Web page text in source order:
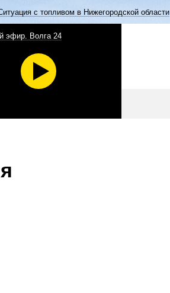
с топливом в Нижегородской области
эфир. Волга 24